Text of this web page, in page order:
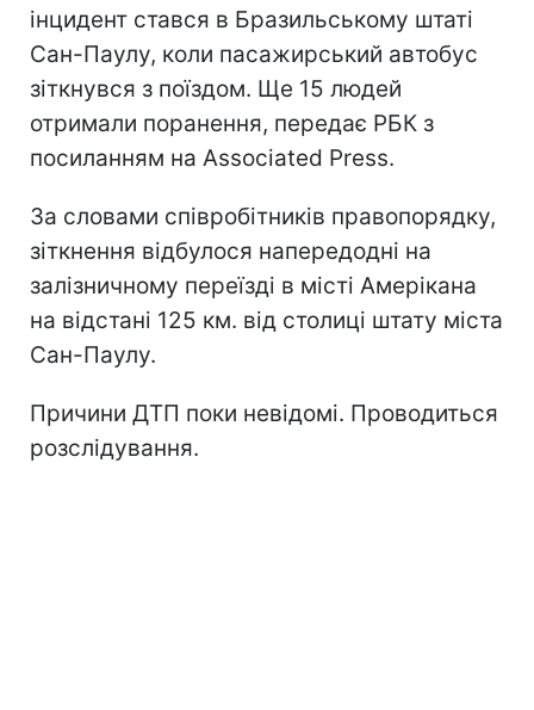
інцидент стався в Бразильському штаті
Сан-Паулу, коли пасажирський автобус
зіткнувся з поїздом. Ще 15 людей
отримали поранення, передає РБК з
посиланням на Associated Press.
За словами співробітників правопорядку,
зіткнення відбулося напередодні на
залізничному переїзді в місті Амерікана
на відстані 125 км. від столиці штату міста
Сан-Паулу.
Причини ДТП поки невідомі. Проводиться
розслідування.